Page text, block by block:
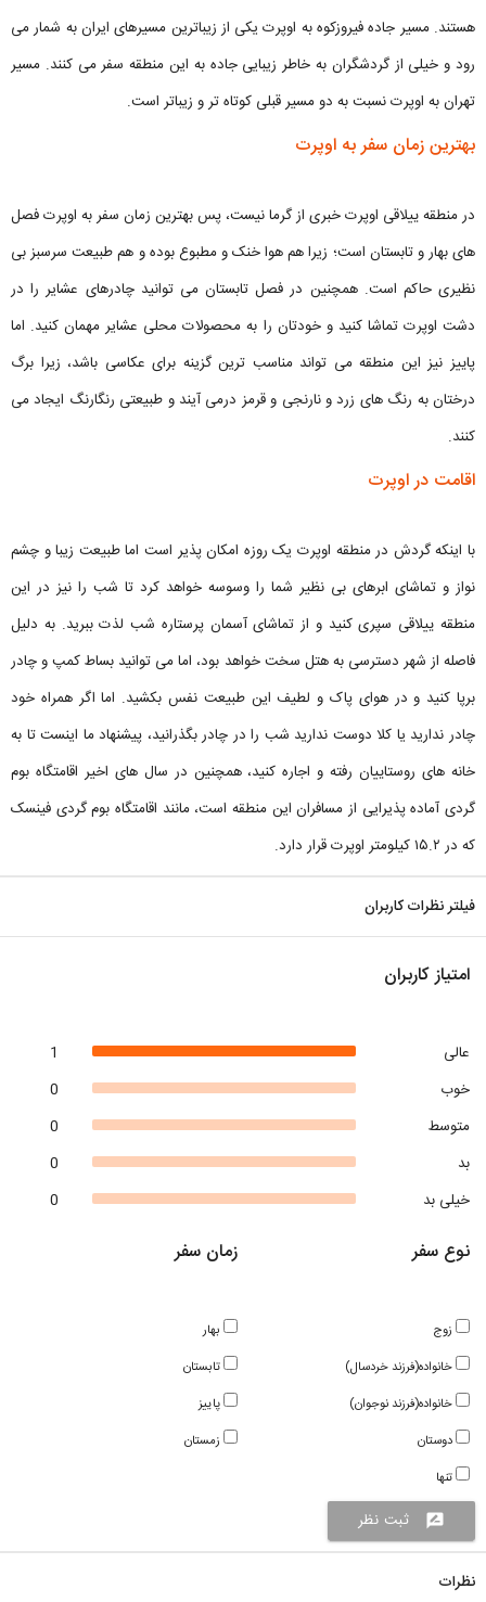
هستند. مسیر جاده فیروزکوه به اوپرت یکی از زیباترین مسیر‌های ایران به شمار می
رود و خیلی از گردشگران به خاطر زیبایی جاده به این منطقه سفر می کنند. مسیر
تهران به اوپرت نسبت به دو مسیر قبلی کوتاه تر و زیباتر است.
بهترین زمان سفر به اوپرت
در منطقه ییلاقی اوپرت خبری از گرما نیست، پس بهترین زمان سفر به اوپرت فصل
های بهار و تابستان است؛ زیرا هم هوا خنک و مطبوع بوده و هم طبیعت سرسبز بی
نظیری حاکم است. همچنین در فصل تابستان می توانید چادرهای عشایر را در
دشت اوپرت تماشا کنید و خودتان را به محصولات محلی عشایر مهمان کنید. اما
پاییز نیز این منطقه می تواند مناسب ترین گزینه برای عکاسی باشد، زیرا برگ
درختان به رنگ‌ های زرد و نارنجی و قرمز درمی‌ آیند و طبیعتی رنگارنگ ایجاد می
کنند.
اقامت در اوپرت
با اینکه گردش در منطقه اوپرت یک روزه امکان پذیر است اما طبیعت زیبا و چشم
نواز و تماشای ابرهای بی نظیر شما را وسوسه خواهد کرد تا شب را نیز در این
منطقه ییلاقی سپری کنید و از تماشای آسمان پرستاره‌ شب لذت ببرید. به دلیل
فاصله از شهر دسترسی به هتل سخت خواهد بود، اما می توانید بساط کمپ و چادر
برپا کنید و در هوای پاک و لطیف این طبیعت نفس بکشید. اما اگر همراه خود
چادر ندارید یا کلا دوست ندارید شب را در چادر بگذرانید، پیشنهاد ما اینست تا به
خانه های روستاییان رفته و اجاره‌ کنید، همچنین در سال های اخیر اقامتگاه‌ بوم
گردی آماده پذیرایی از مسافران این منطقه است، مانند اقامتگاه بوم گردی فینسک
که در ۱۵.۲ کیلومتر اوپرت قرار دارد.
فیلتر نظرات کاربران
امتیاز کاربران
1
عالی
0
خوب
0
متوسط
0
بد
0
خیلی بد
زمان سفر
بهار
تابستان
پاییز
زمستان
نوع سفر
زوج
خانواده(فرزند خردسال)
خانواده(فرزند نوجوان)
دوستان
تنها
rate_review ثبت نظر
نظرات